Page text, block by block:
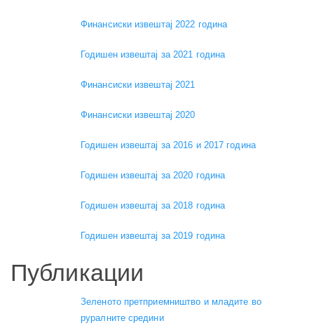
Финансиски извештај 2022 година
Годишен извештај за 2021 година
Финансиски извештај 2021
Финансиски извештај 2020
Годишен извештај за 2016 и 2017 година
Годишен извештај за 2020 година
Годишен извештај за 2018 година
Годишен извештај за 2019 година
Публикации
Зеленото претприемништво и младите во
руралните средини